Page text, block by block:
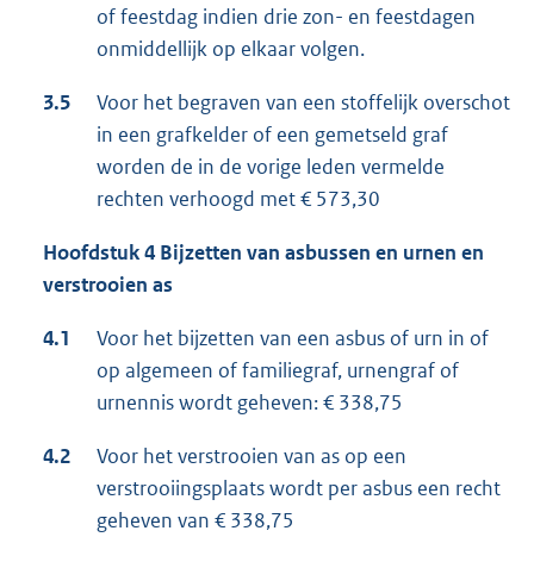
of feestdag indien drie zon- en feestdagen
onmiddellijk op elkaar volgen.
3.5
Voor het begraven van een stoffelijk overschot
in een grafkelder of een gemetseld graf
worden de in de vorige leden vermelde
rechten verhoogd met € 573,30
Hoofdstuk 4 Bijzetten van asbussen en urnen en
verstrooien as
4.1
Voor het bijzetten van een asbus of urn in of
op algemeen of familiegraf, urnengraf of
urnennis wordt geheven: € 338,75
4.2
Voor het verstrooien van as op een
verstrooiingsplaats wordt per asbus een recht
geheven van € 338,75